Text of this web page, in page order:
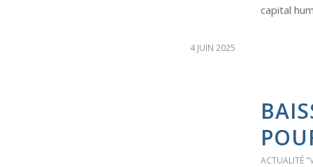
capital
4 JUIN 2025
ACTUALITÉ